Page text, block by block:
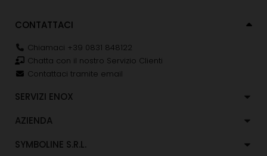
CONTATTACI
Chiamaci +39 0831 848122
Chatta con il nostro Servizio Clienti
Contattaci tramite email
SERVIZI ENOX
AZIENDA
SYMBOLINE S.R.L.